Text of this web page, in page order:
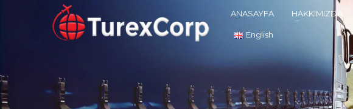
ANASAYFA HAKKIMIZDA
English